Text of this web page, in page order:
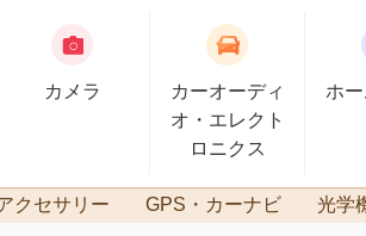
カメラ
カーオーディ
オ・エレクト
ロニクス
ホ
クセサリー GPS・カーナビ 光学